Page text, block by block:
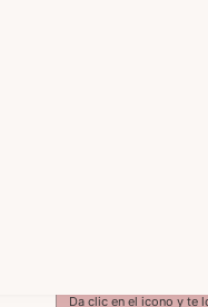
Da clic en el icono y te